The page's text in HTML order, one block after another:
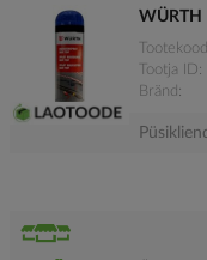
WÜRTH
Tootekood
Tootja ID
Bränd